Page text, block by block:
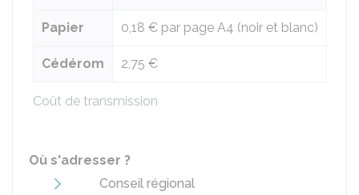
Coût de transmission
Papier 0,18 €par page A4 (noir et blanc)
Cédérom 2,75 €
Où s'adresser ?
Conseil régional